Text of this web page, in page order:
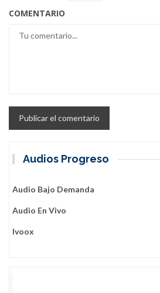
COMENTARIO
Audios Progreso
Audio Bajo Demanda
Audio En Vivo
Ivoox